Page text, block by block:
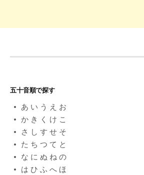
五十音順で探す
あ い う え お
か き く け こ
さ し す せ そ
た ち つ て と
な に ぬ ね の
は ひ ふ へ ほ